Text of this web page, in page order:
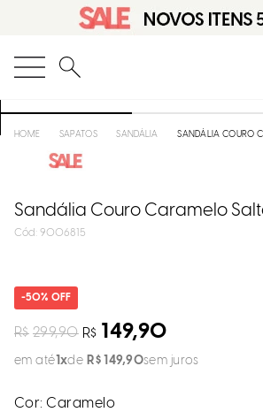
O que você está procurando?
SAPATOS SANDÁLIA
Sandália Couro Caramelo
: 9006815
50%
R$ 299,90 R$ 149,90
em até 1 R$ 149,90sem juros
Cor:Caramelo